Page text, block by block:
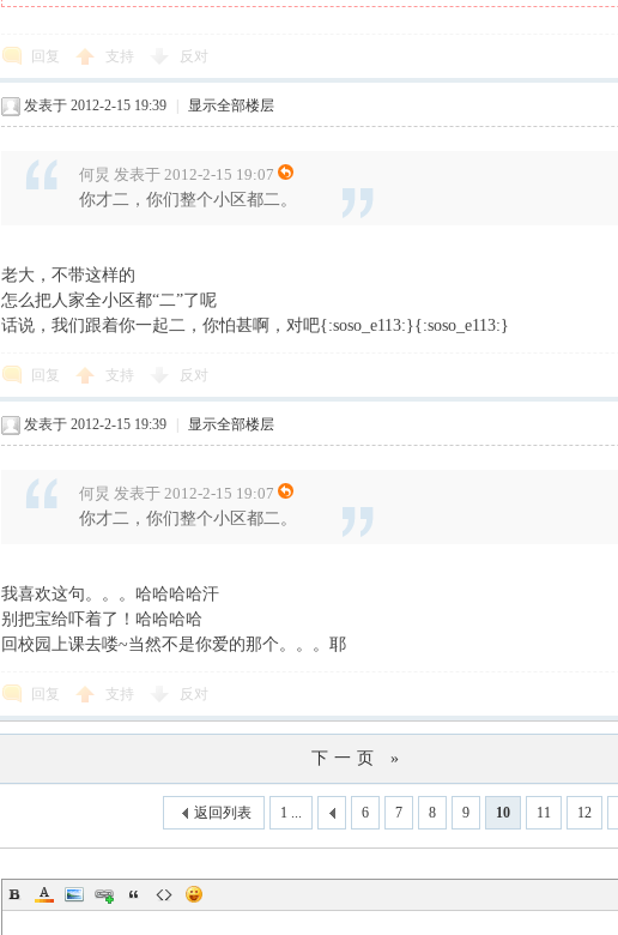
回复 支持 反对
发表于 2012-2-15 19:39 显示全部楼层
何炅 发表于 2012-2-15 19:07
你才二，你们整个小区都二。
老大，不带这样的
怎么把人家全小区都“二”了呢
话说，我们跟着你一起二，你怕甚啊，对吧{:soso_e113:}{:soso_e113:}
回复 支持 反对
发表于 2012-2-15 19:39 显示全部楼层
何炅 发表于 2012-2-15 19:07
你才二，你们整个小区都二。
我喜欢这句。。。哈哈哈哈汗
别把宝给吓着了！哈哈哈哈
回校园上课去喽~当然不是你爱的那个。。。耶
回复 支持 反对
下一页 »
1 ... 6 7 8 9 10 11 12
返回列表